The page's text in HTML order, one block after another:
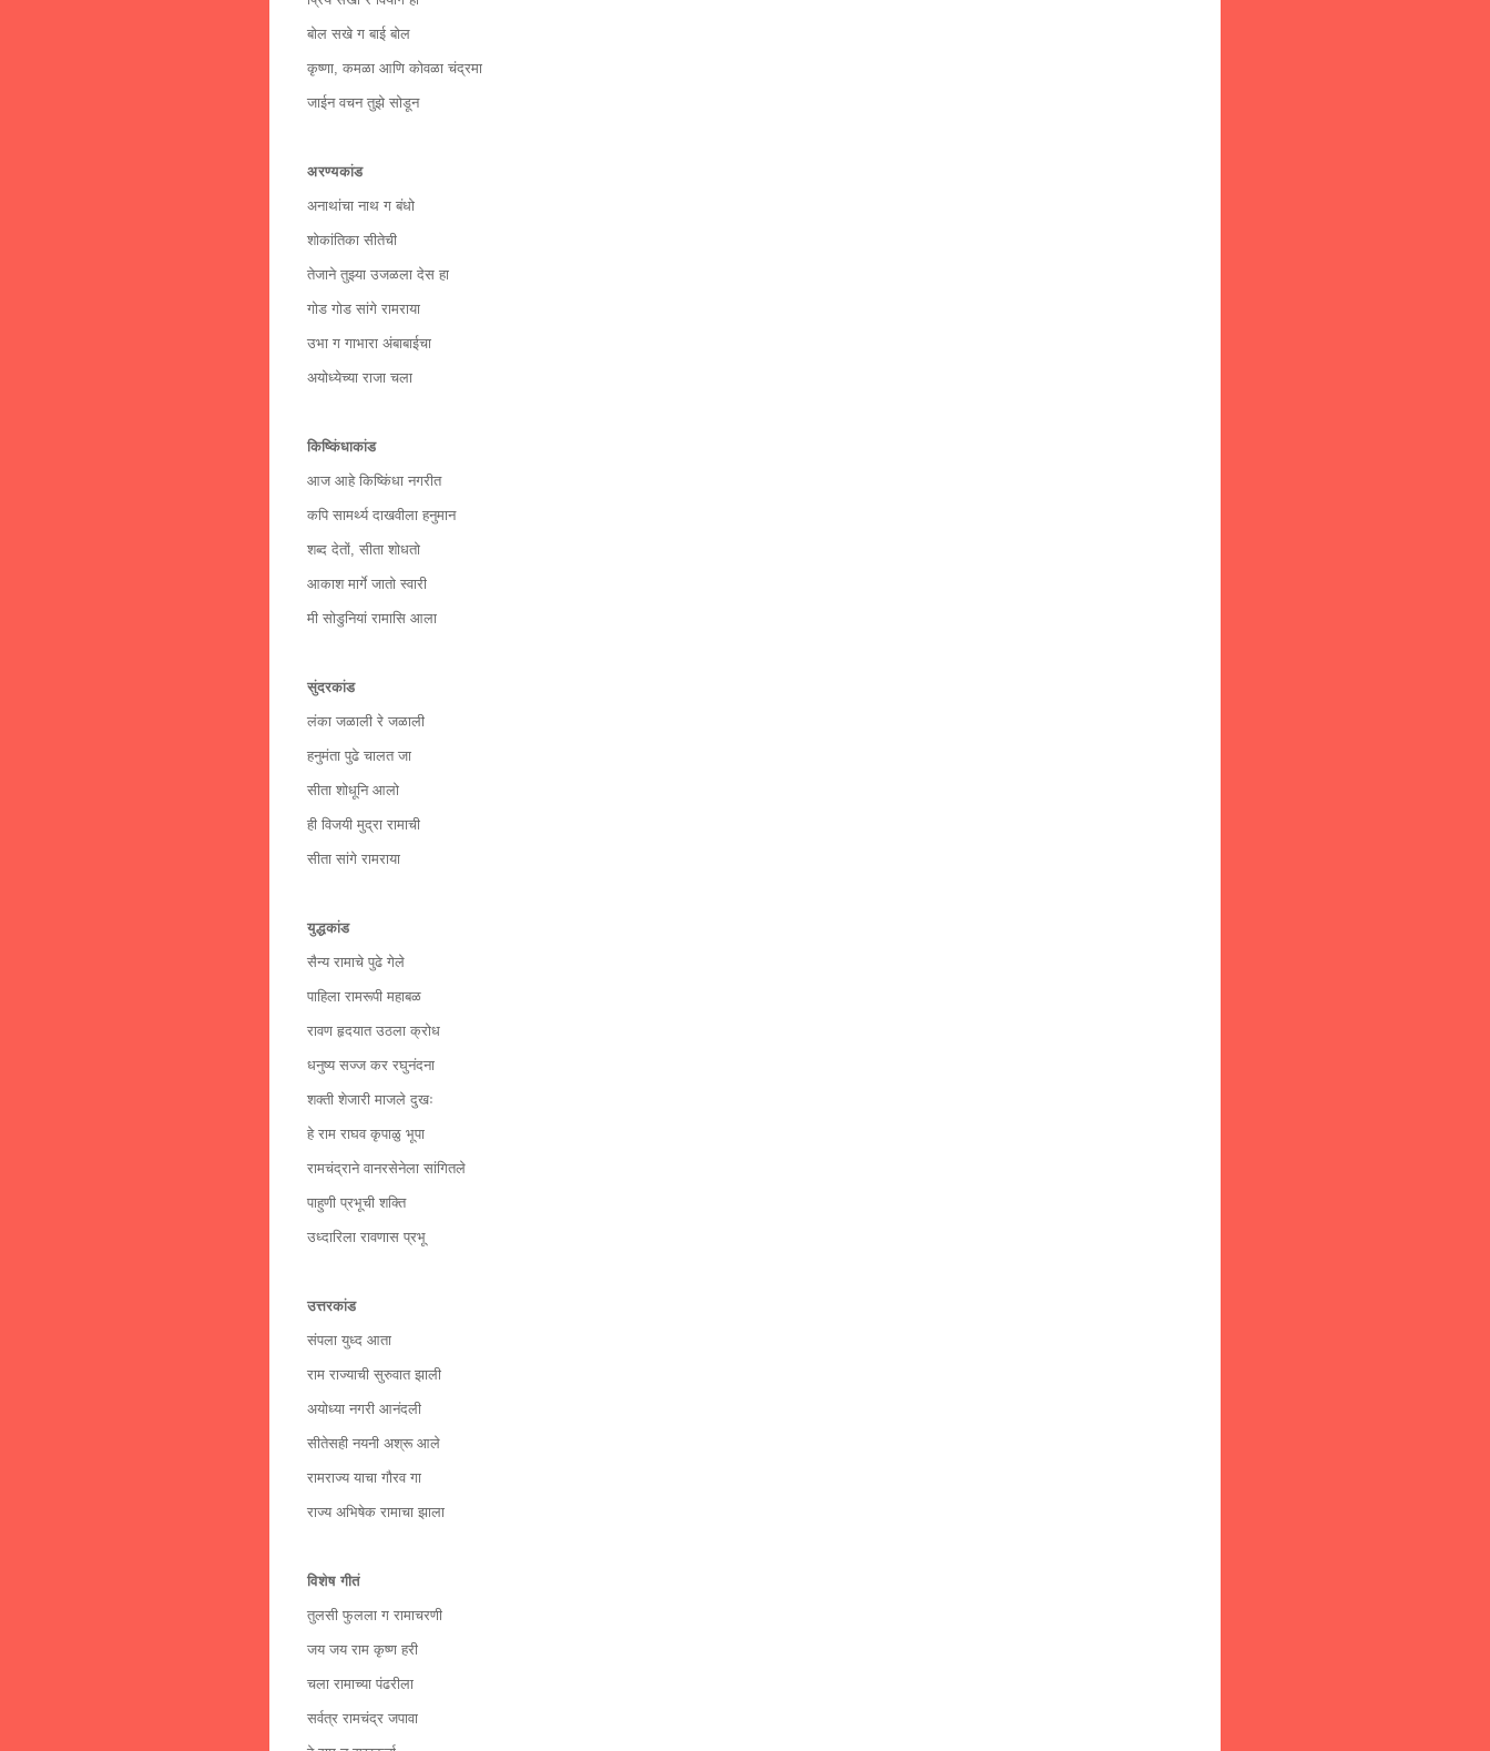
बोल सखे ग बाई बोल
कृष्णा, कमळा आणि कोवळा चंद्रमा
जाईन वचन तुझे सोडून
अरण्यकांड
अनाथांचा नाथ ग बंधो
शोकांतिका सीतेची
तेजाने तुझ्या उजळला देस हा
गोड गोड सांगे रामराया
उभा ग गाभारा अंबाबाईचा
अयोध्येच्या राजा चला
किष्किंधाकांड
आज आहे किष्किंधा नगरीत
कपि सामर्थ्य दाखवीला हनुमान
शब्द देतों, सीता शोधतो
आकाश मार्गे जातो स्वारी
मी सोडुनियां रामासि आला
सुंदरकांड
लंका जळाली रे जळाली
हनुमंता पुढे चालत जा
सीता शोधूनि आलो
ही विजयी मुद्रा रामाची
सीता सांगे रामराया
युद्धकांड
सैन्य रामाचे पुढे गेले
पाहिला रामरूपी महाबळ
रावण हृदयात उठला क्रोध
धनुष्य सज्ज कर रघुनंदना
शक्ती शेजारी माजले दुखः
हे राम राघव कृपाळु भूपा
रामचंद्राने वानरसेनेला सांगितले
पाहुणी प्रभूची शक्ति
उध्दारिला रावणास प्रभू
उत्तरकांड
संपला युध्द आता
राम राज्याची सुरुवात झाली
अयोध्या नगरी आनंदली
सीतेसही नयनी अश्रू आले
रामराज्य याचा गौरव गा
राज्य अभिषेक रामाचा झाला
विशेष गीतं
तुलसी फुलला ग रामाचरणी
जय जय राम कृष्ण हरी
चला रामाच्या पंढरीला
सर्वत्र रामचंद्र जपावा